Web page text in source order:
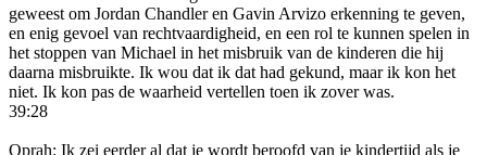
geweest om Jordan Chandler en Gavin Arvizo erkenning te geven,
en enig gevoel van rechtvaardigheid, en een rol te kunnen spelen in
het stoppen van Michael in het misbruik van de kinderen die hij
daarna misbruikte. Ik wou dat ik dat had gekund, maar ik kon het
niet. Ik kon pas de waarheid vertellen toen ik zover was.
39:28
Oprah: Ik zei eerder al dat je wordt beroofd van je kindertijd als je